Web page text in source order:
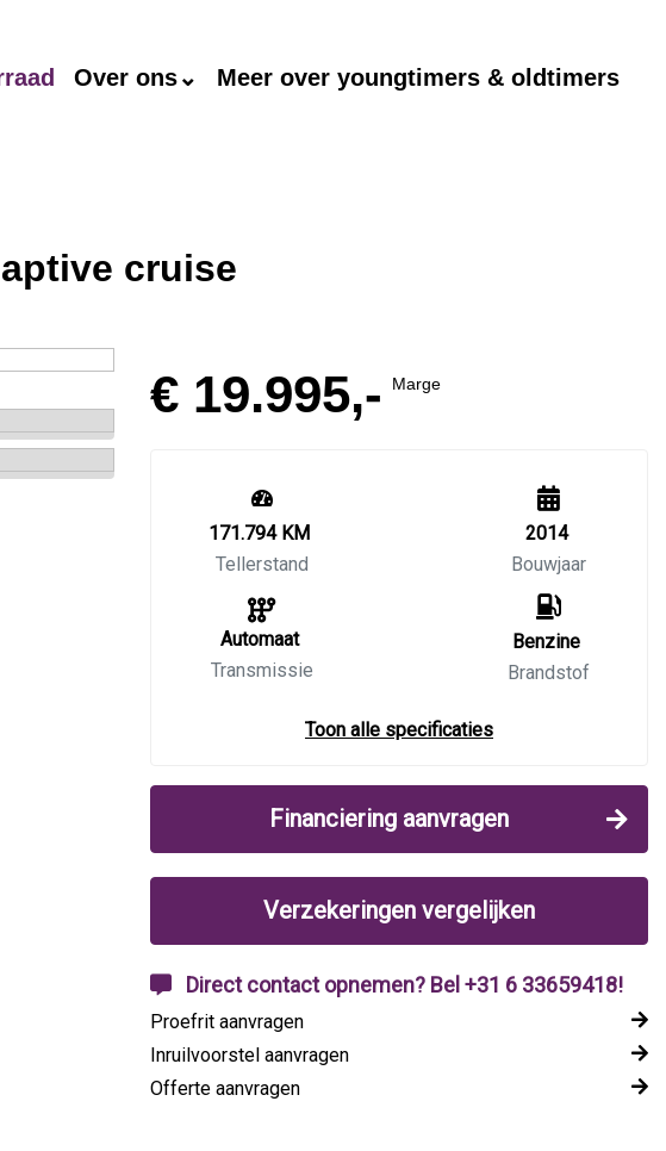
Over ons⌄ Meer over youngtimers & oldtimers
cruise
€ 19.995,- Marge
171.794 KM
Tellerstand
Automaat
Transmissie
2014
Bouwjaar
Benzine
Brandstof
Toon alle specificaties
Financiering aanvragen
Verzekeringen vergelijken
Direct contact opnemen? Bel +31 6 33659418!
Proefrit aanvragen
Inruilvoorstel aanvragen
Offerte aanvragen